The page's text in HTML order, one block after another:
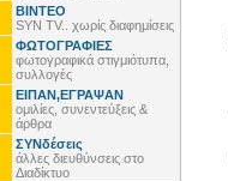
ΒΙΝΤΕΟ
SYN TV.. χωρίς διαφημίσεις
ΦΩΤΟΓΡΑΦΙΕΣ
φωτογραφικά στιγμιότυπα,
συλλογές
ΕΙΠΑΝ,ΕΓΡΑΨΑΝ
ομιλίες, συνεντεύξεις &
άρθρα
ΣΥΝδέσεις
άλλες διευθύνσεις στο
Διαδίκτυο